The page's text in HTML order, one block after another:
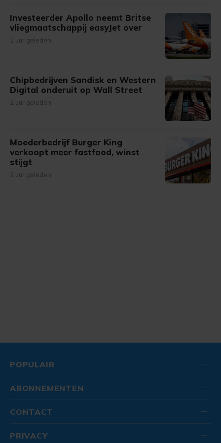
Investeerder Apollo neemt Britse
vliegmaatschappij easyJet over
2 uur geleden
Chipbedrijven Sandisk en Western
Digital onderuit op Wall Street
2 uur geleden
Moederbedrijf Burger King
verkoopt meer fastfood, winst
stijgt
2 uur geleden
POPULAIR
ABONNEMENTEN
CONTACT
PRIVACY